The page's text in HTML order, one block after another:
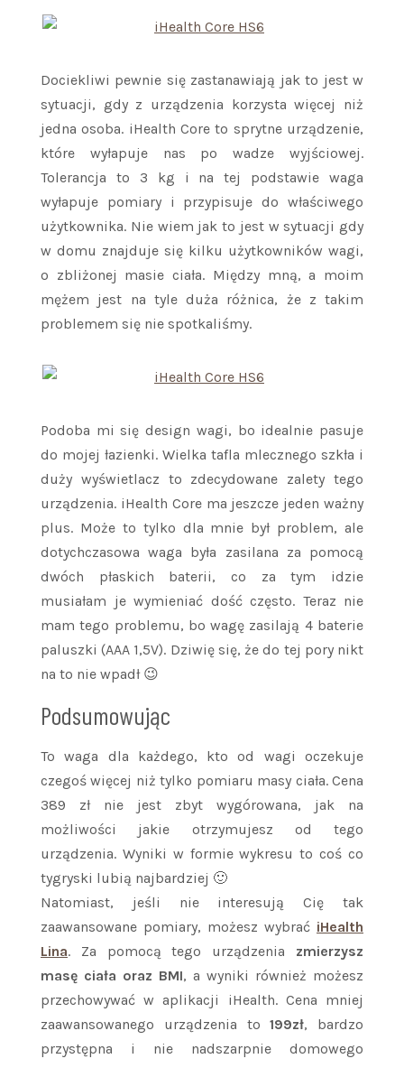
Dociekliwi pewnie się zastanawiają jak to jest w
sytuacji, gdy z urządzenia korzysta więcej niż
jedna osoba. iHealth Core to sprytne urządzenie,
które wyłapuje nas po wadze wyjściowej.
Tolerancja to 3 kg i na tej podstawie waga
wyłapuje pomiary i przypisuje do właściwego
użytkownika. Nie wiem jak to jest w sytuacji gdy
w domu znajduje się kilku użytkowników wagi,
o zbliżonej masie ciała. Między mną, a moim
mężem jest na tyle duża różnica, że z takim
problemem się nie spotkaliśmy.
Podoba mi się design wagi, bo idealnie pasuje
do mojej łazienki. Wielka tafla mlecznego szkła i
duży wyświetlacz to zdecydowane zalety tego
urządzenia. iHealth Core ma jeszcze jeden ważny
plus. Może to tylko dla mnie był problem, ale
dotychczasowa waga była zasilana za pomocą
dwóch płaskich baterii, co za tym idzie
musiałam je wymieniać dość często. Teraz nie
mam tego problemu, bo wagę zasilają 4 baterie
paluszki (AAA 1,5V). Dziwię się, że do tej pory nikt
na to nie wpadł 😉
Podsumowując
To waga dla każdego, kto od wagi oczekuje
czegoś więcej niż tylko pomiaru masy ciała. Cena
389 zł nie jest zbyt wygórowana, jak na
możliwości jakie otrzymujesz od tego
urządzenia. Wyniki w formie wykresu to coś co
tygryski lubią najbardziej 🙂
Natomiast, jeśli nie interesują Cię tak
zaawansowane pomiary, możesz wybrać iHealth
Lina. Za pomocą tego urządzenia zmierzysz
masę ciała oraz BMI, a wyniki również możesz
przechowywać w aplikacji iHealth. Cena mniej
zaawansowanego urządzenia to199zł, bardzo
przystępna i nie nadszarpnie domowego